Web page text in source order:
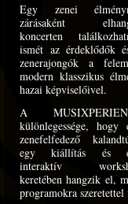
Egy zenei
zárásaként
koncerten
ismét az érdeklődők
zenerajongók a
modern klasszikus
hazai képviselőivel.
A
különlegessége, hogy
zenefelfedező
egy kiállítás és
interaktív
keretében hangzik el,
programokra